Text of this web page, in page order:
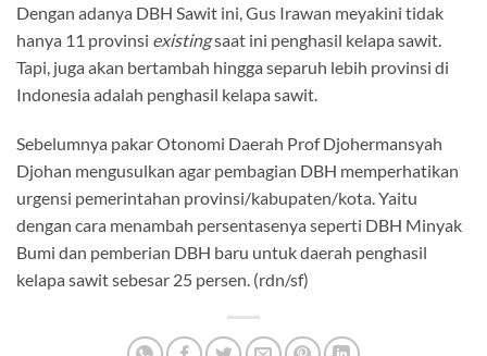
Dengan adanya DBH Sawit ini, Gus Irawan meyakini tidak
hanya 11 provinsi existingsaat ini penghasil kelapa sawit.
Tapi, juga akan bertambah hingga separuh lebih provinsi di
Indonesia adalah penghasil kelapa sawit.
Sebelumnya pakar Otonomi Daerah Prof Djohermansyah
Djohan mengusulkan agar pembagian DBH memperhatikan
urgensi pemerintahan provinsi/kabupaten/kota. Yaitu
dengan cara menambah persentasenya seperti DBH Minyak
Bumi dan pemberian DBH baru untuk daerah penghasil
kelapa sawit sebesar 25 persen. (rdn/sf)